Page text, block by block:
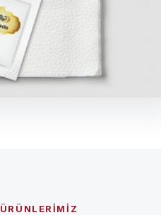
ÜRÜNLERIMIZ